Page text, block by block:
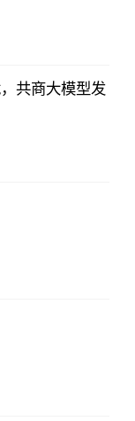
共商大模型发